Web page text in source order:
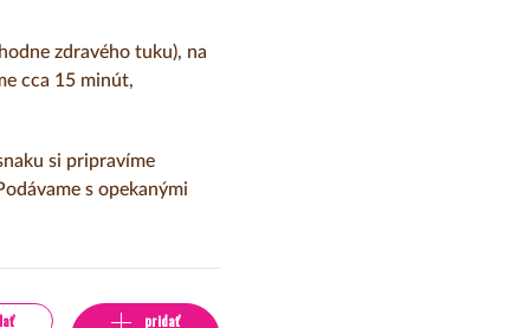
zdravého tuku), na
cca 15 minút,
si pripravíme
s opekanými
pridať